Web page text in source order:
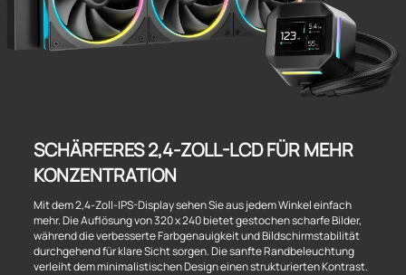
SCHÄRFERES 2,4-ZOLL-LCD FÜR MEHR
KONZENTRATION
Mit dem 2,4-Zoll-IPS-Display sehen Sie aus jedem Winkel einfach
mehr. Die Auflösung von 320 x 240 bietet gestochen scharfe Bilder,
während die verbesserte Farbgenauigkeit und Bildschirmstabilität
durchgehend für klare Sicht sorgen. Die sanfte Randbeleuchtung
verleiht dem minimalistischen Design einen strukturierten Kontrast.